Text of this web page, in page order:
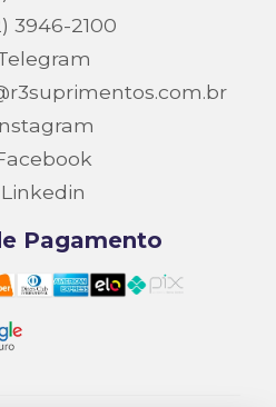
3946-2100
Linkedin
Pagamento